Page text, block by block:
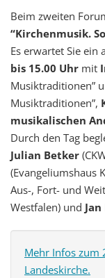
Beim zweiten
“Kirchenmusik.
Es erwartet Sie ein
bis 15.00 Uhr mit
Musiktraditionen”
Musiktraditionen”,
musikalischen
Durch den Tag
Julian Betker
(Evangeliumshaus
Aus-, Fort- und
Westfalen) und
Mehr Infos zum
Landeskirche.